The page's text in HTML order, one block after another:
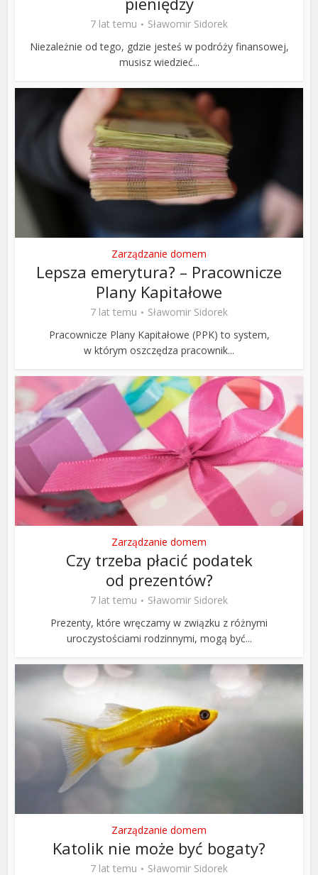
7 lat temu
Sławomir Sidorek
Niezależnie od tego, gdzie jesteś w podróży finansowej,
musisz wiedzieć...
Zarządzanie domem
Lepsza emerytura? – Pracownicze
Plany Kapitałowe
7 lat temu
Sławomir Sidorek
Pracownicze Plany Kapitałowe (PPK) to system,
w którym oszczędza pracownik...
Zarządzanie domem
Czy trzeba płacić podatek
od prezentów?
7 lat temu
Sławomir Sidorek
Prezenty, które wręczamy w związku z różnymi
uroczystościami rodzinnymi, mogą być...
Zarządzanie domem
Katolik nie może być bogaty?
7 lat temu
Sławomir Sidorek